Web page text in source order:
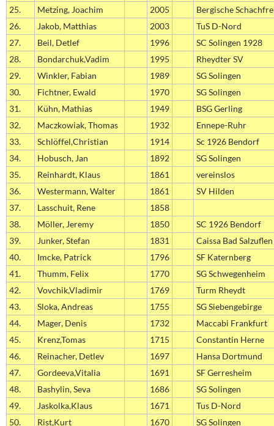
25.
Metzing, Joachim 2005
Bergische
26.
Jakob, Matthias 2003
TuS D-Nord
27.
Beil, Detlef 1996
SC Solingen 1928
28.
Bondarchuk,Vadim 1995
Rheydter SV
29.
Winkler, Fabian 1989
SG Solingen
30.
Fichtner, Ewald 1970
SG Solingen
31.
Kühn, Mathias 1949
BSG Gerling
32.
Maczkowiak, Thomas 1932
Ennepe-Ruhr
33.
Schlöffel,Christian 1914
Sc 1926 Bendorf
34.
Hobusch, Jan 1892
SG Solingen
35.
Reinhardt, Klaus 1861
vereinslos
36.
Westermann, Walter 1861
SV Hilden
37.
Lasschuit, Rene
1858
38.
Möller, Jeremy 1850
SC 1926 Bendorf
39.
Junker, Stefan 1831
Caissa Bad Salzuflen
40.
Imcke, Patrick 1796
SF Katernberg
41.
Thumm, Felix 1770
SG Schwegenheim
42.
Vovchik,Vladimir 1769
Turm Rheydt
43.
Sloka, Andreas 1755
SG Siebengebirge
44.
Mager, Denis 1732
Maccabi Frankfurt
45.
Krenz,Tomas 1715
Constantin Herne
46.
Reinacher, Detlev 1697
Hansa Dortmund
47.
Gordeeva,Vitalia 1691
SF Gerresheim
48.
Bashylin, Seva 1686
SG Solingen
49.
Jaskolka,Klaus 1671
Tus D-Nord
50.
Rist,Kurt 1670 SG Solingen